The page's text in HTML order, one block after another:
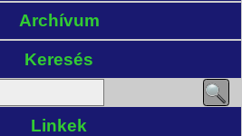
Archívum
Keresés
Linkek